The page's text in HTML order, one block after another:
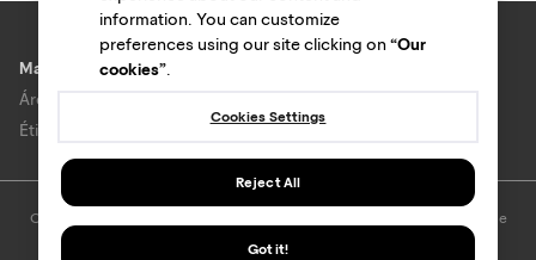
Marcas e lojas
Área do anunciante
Ética e Integridade
O uso deste site está sujeito aos termos e condições do
e
© Bondfaro. Todos os direitos reservados.
information. You can customize
preferences using our site clicking on“Our
cookies”.
Cookies Settings
Reject All
Got it!